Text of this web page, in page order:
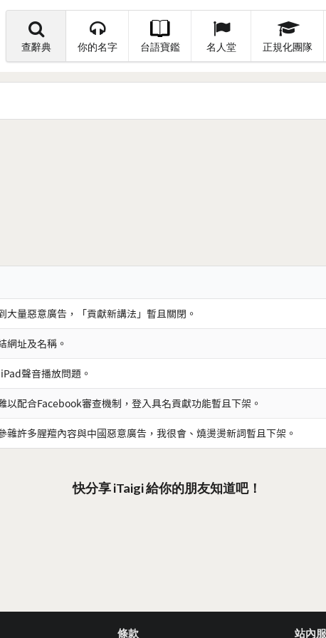
查辭典 你的名字 台語寶鑑 名人堂 正規化團隊
大量惡意廣告，「貢獻新講法」暫且關閉。
網址及名稱。
聲音播放問題。
以配合Facebook審查機制，登入具名貢獻功能暫且下架。
雜許多腥羶內容與中國惡意廣告，我很會、燒燙燙新詞暫且下架。
快分享 iTaigi 給你的朋友知道吧！
條款 站內